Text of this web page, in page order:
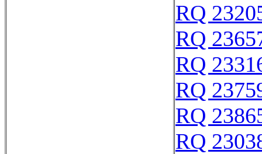
RQ
RQ
RQ
RQ
RQ
RQ